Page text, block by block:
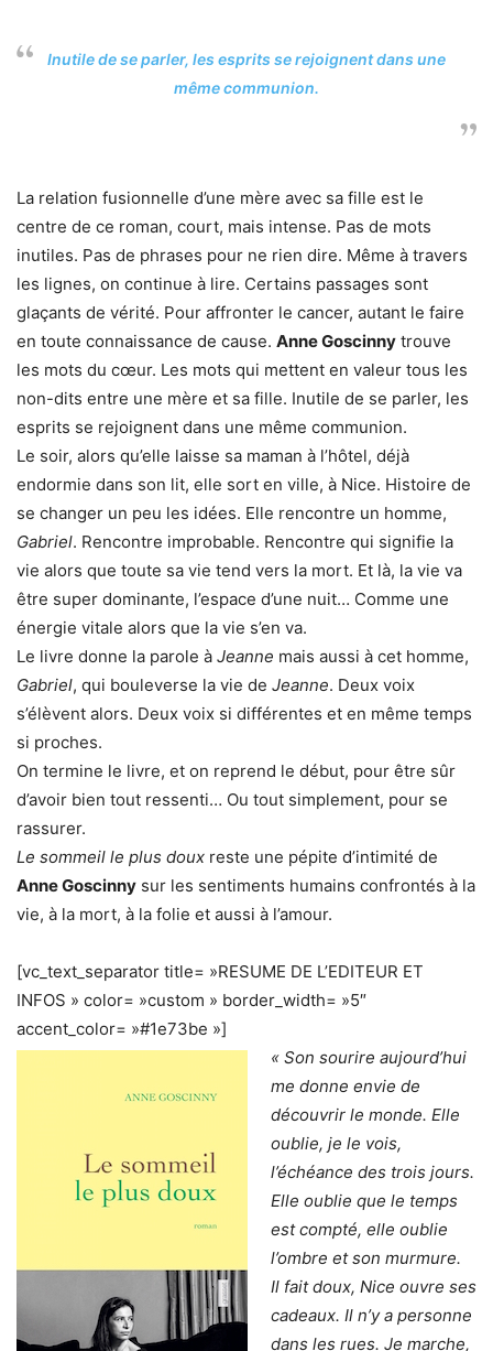
Inutile de se parler, les esprits se rejoignent dans une
même communion.
La relation fusionnelle d’une mère avec sa fille est le
centre de ce roman, court, mais intense. Pas de mots
inutiles. Pas de phrases pour ne rien dire. Même à travers
les lignes, on continue à lire. Certains passages sont
glaçants de vérité. Pour affronter le cancer, autant le faire
en toute connaissance de cause. Anne Goscinny trouve
les mots du cœur. Les mots qui mettent en valeur tous les
non-dits entre une mère et sa fille. Inutile de se parler, les
esprits se rejoignent dans une même communion.
Le soir, alors qu’elle laisse sa maman à l’hôtel, déjà
endormie dans son lit, elle sort en ville, à Nice. Histoire de
se changer un peu les idées. Elle rencontre un homme,
Gabriel. Rencontre improbable. Rencontre qui signifie la
vie alors que toute sa vie tend vers la mort. Et là, la vie va
être super dominante, l’espace d’une nuit… Comme une
énergie vitale alors que la vie s’en va.
Le livre donne la parole à Jeanne mais aussi à cet homme,
Gabriel, qui bouleverse la vie de Jeanne. Deux voix
s’élèvent alors. Deux voix si différentes et en même temps
si proches.
On termine le livre, et on reprend le début, pour être sûr
d’avoir bien tout ressenti… Ou tout simplement, pour se
rassurer.
Le sommeil le plus doux reste une pépite d’intimité de
Anne Goscinny sur les sentiments humains confrontés à la
vie, à la mort, à la folie et aussi à l’amour.
[vc_text_separator title= »RESUME DE L’EDITEUR ET
INFOS » color= »custom » border_width= »5″
accent_color= »#1e73be »]
« Son sourire aujourd’hui
me donne envie de
découvrir le monde. Elle
oublie, je le vois,
l’échéance des trois jours.
Elle oublie que le temps
est compté, elle oublie
l’ombre et son murmure.
Il fait doux, Nice ouvre ses
cadeaux. Il n’y a personne
dans les rues. Je marche,